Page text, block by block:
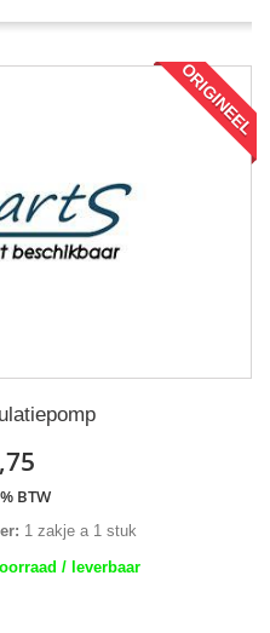
ORIGINEEL
BTW
1 zakje a 1 stuk
/ leverbaar